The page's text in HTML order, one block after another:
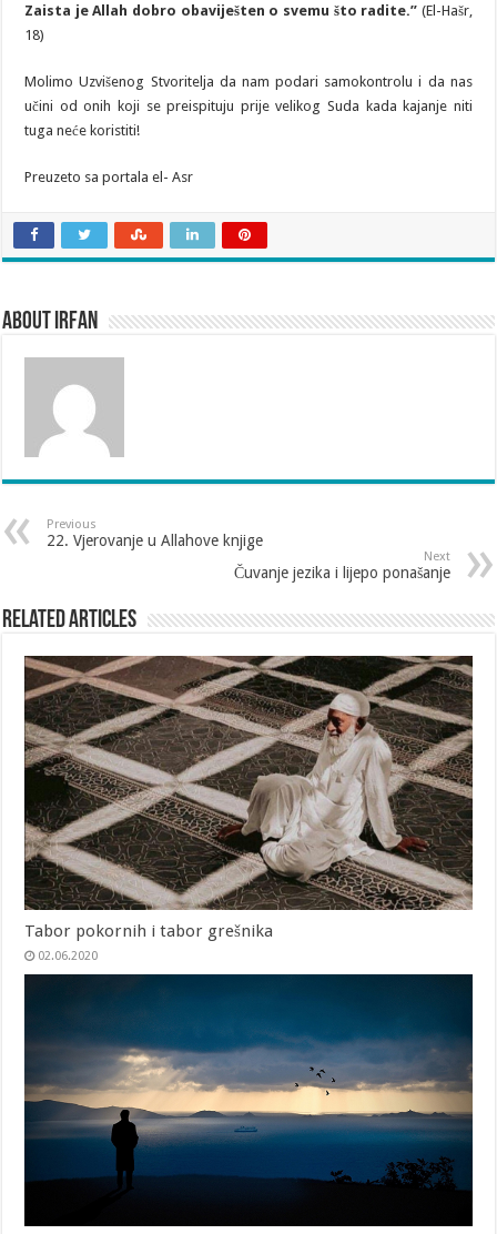
Zaista je Allah dobro obaviješten o svemu što radite.” (El-Hašr,
18)
Molimo Uzvišenog Stvoritelja da nam podari samokontrolu i da nas
učini od onih koji se preispituju prije velikog Suda kada kajanje niti
tuga neće koristiti!
Preuzeto sa portala el- Asr
About irfan
Previous
22. Vjerovanje u Allahove knjige
Next
Čuvanje jezika i lijepo ponašanje
Related Articles
Tabor pokornih i tabor grešnika
02.06.2020